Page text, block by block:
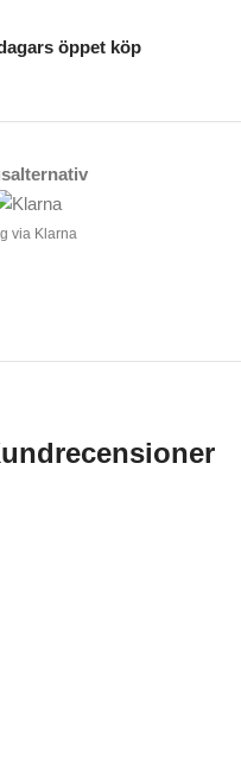
öppet köp
via Klarna